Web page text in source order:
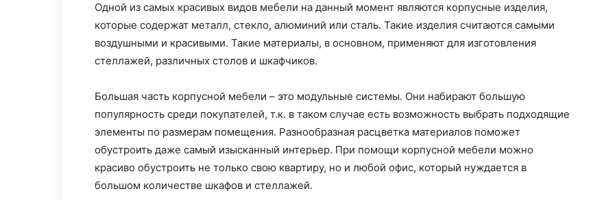
Одной из самых красивых видов мебели на данный момент являются корпусные изделия,
которые содержат металл, стекло, алюминий или сталь. Такие изделия считаются самыми
воздушными и красивыми. Такие материалы, в основном, применяют для изготовления
стеллажей, различных столов и шкафчиков.
Большая часть корпусной мебели – это модульные системы. Они набирают большую
популярность среди покупателей, т.к. в таком случае есть возможность выбрать подходящие
элементы по размерам помещения. Разнообразная расцветка материалов поможет
обустроить даже самый изысканный интерьер. При помощи корпусной мебели можно
красиво обустроить не только свою квартиру, но и любой офис, который нуждается в
большом количестве шкафов и стеллажей.